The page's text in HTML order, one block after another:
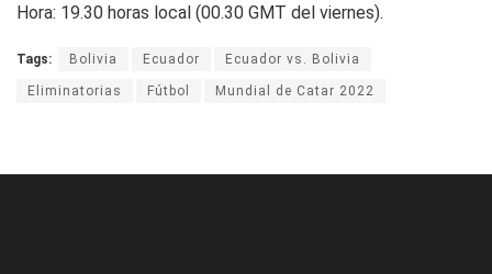
Hora: 19.30 horas local (00.30 GMT del viernes).
Tags: Bolivia Ecuador Ecuador vs. Bolivia
Eliminatorias Fútbol Mundial de Catar 2022